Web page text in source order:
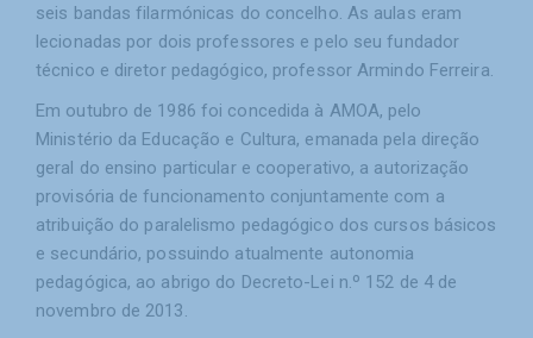
seis bandas filarmónicas do concelho. As aulas eram
lecionadas por dois professores e pelo seu fundador
técnico e diretor pedagógico, professor Armindo Ferreira.
Em outubro de 1986 foi concedida à AMOA, pelo
Ministério da Educação e Cultura, emanada pela direção
geral do ensino particular e cooperativo, a autorização
provisória de funcionamento conjuntamente com a
atribuição do paralelismo pedagógico dos cursos básicos
e secundário, possuindo atualmente autonomia
pedagógica, ao abrigo do Decreto-Lei n.º 152 de 4 de
novembro de 2013.